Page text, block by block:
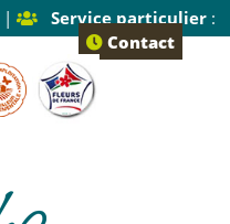
| Service particulier:
2 Contact